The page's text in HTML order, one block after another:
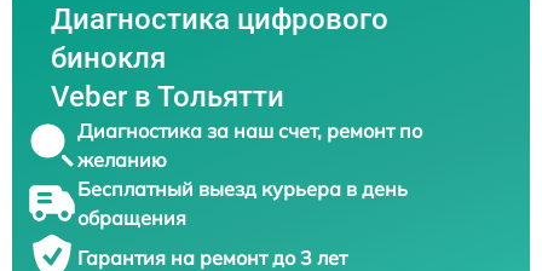
Диагностика цифрового
бинокля
Veber в Тольятти
Диагностика за наш счет, ремонт по
желанию
Бесплатный выезд курьера в день
обращения
Гарантия на ремонт до 3 лет